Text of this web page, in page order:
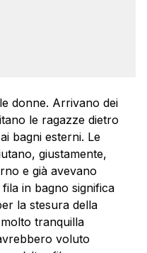
donne. Arrivano dei
le ragazze dietro
bagni esterni. Le
giustamente,
e già avevano
in bagno significa
la stesura della
tranquilla
voluto